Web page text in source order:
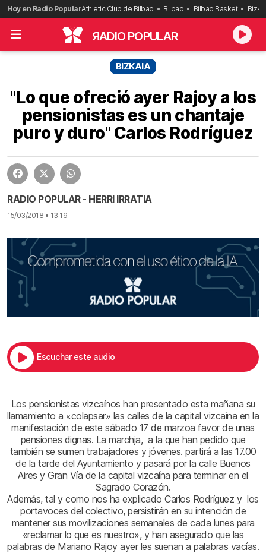
Saltar
al
contenido
Hoy en Radio PopularAthletic Club de Bilbao Bilbao Bilbao Basket
RADIO POPULAR
BIZKAIA
"Lo que ofreció ayer Rajoy a los
pensionistas es un chantaje
puro y duro" Carlos Rodríguez
RADIO POPULAR - HERRI IRRATIA
15/03/2018 • 13:19
Escuchar este audio
Los pensionistas vizcaínos han presentado esta mañana su
llamamiento a «colapsar» las calles de la capital vizcaína en la
manifestación de este sábado 17 de marzoa favor de unas
pensiones dignas. La marchja, a la que han pedido que
también se sumen trabajadores y jóvenes. partirá a las 17.00
de la tarde del Ayuntamiento y pasará por la calle Buenos
Aires y Gran Vía de la capital vizcaína para terminar en el
Sagrado Corazón.
Además, tal y como nos ha explicado Carlos Rodríguez y los
portavoces del colectivo, persistirán en su intención de
mantener sus movilizaciones semanales de cada lunes para
«reclamar lo que es nuestro», y han asegurado que las
palabras de Mariano Rajoy ayer les suenan a palabras vacías.